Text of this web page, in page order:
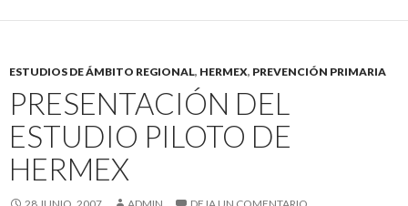
ESTUDIOS DE ÁMBITO REGIONAL, HERMEX, PREVENCIÓN PRIMARIA
PRESENTACIÓN DEL
ESTUDIO PILOTO DE
HERMEX